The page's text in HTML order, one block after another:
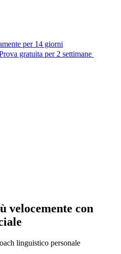
per 14 giorni
gratuita per 2 settimane
velocemente con
linguistico personale